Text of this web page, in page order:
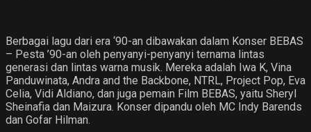
Berbagai lagu dari era ‘90-an dibawakan dalam Konser BEBAS
– Pesta ’90-an oleh penyanyi-penyanyi ternama lintas
generasi dan lintas warna musik. Mereka adalah Iwa K, Vina
Panduwinata, Andra and the Backbone, NTRL, Project Pop, Eva
Celia, Vidi Aldiano, dan juga pemain Film BEBAS, yaitu Sheryl
Sheinafia dan Maizura. Konser dipandu oleh MC Indy Barends
dan Gofar Hilman.